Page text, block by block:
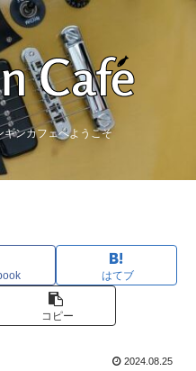
ギンカフェへようこそ
はてブ
コピー
2024.08.25